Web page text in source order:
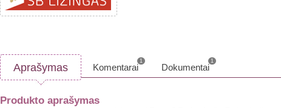
Aprašymas Komentarai
1
Dokumentai
1
Produkto aprašymas